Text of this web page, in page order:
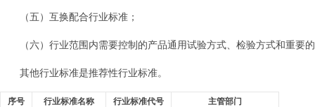
（五）互换配合行业标准；
（六）行业范围内需要控制的产品通用试验方式、检验方式和重要
其他行业标准是推荐性行业标准。
序号 行业标准名称 行业标准代号
主管部门